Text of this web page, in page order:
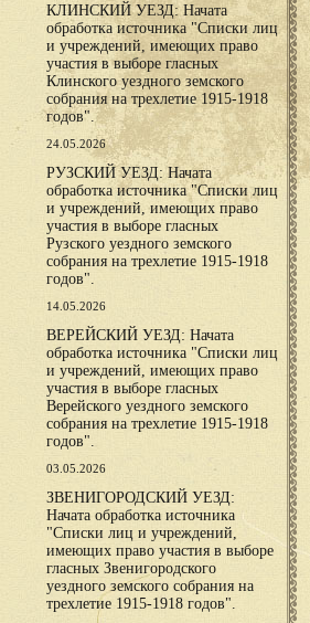
КЛИНСКИЙ УЕЗД: Начата
обработка источника "Списки лиц
и учреждений, имеющих право
участия в выборе гласных
Клинского уездного земского
собрания на трехлетие 1915-1918
годов".
24.05.2026
РУЗСКИЙ УЕЗД: Начата
обработка источника "Списки лиц
и учреждений, имеющих право
участия в выборе гласных
Рузского уездного земского
собрания на трехлетие 1915-1918
годов".
14.05.2026
ВЕРЕЙСКИЙ УЕЗД: Начата
обработка источника "Списки лиц
и учреждений, имеющих право
участия в выборе гласных
Верейского уездного земского
собрания на трехлетие 1915-1918
годов".
03.05.2026
ЗВЕНИГОРОДСКИЙ УЕЗД:
Начата обработка источника
"Списки лиц и учреждений,
имеющих право участия в выборе
гласных Звенигородского
уездного земского собрания на
трехлетие 1915-1918 годов".